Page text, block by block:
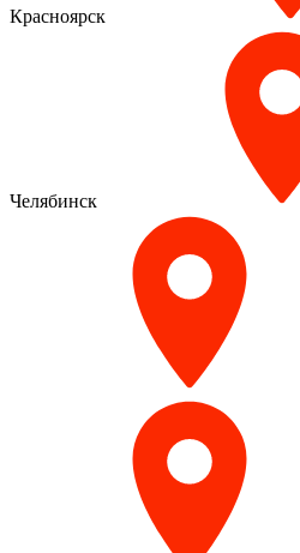
Красноярск
Челябинск